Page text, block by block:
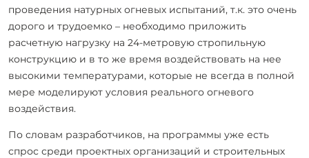
проведения натурных огневых испытаний, т.к. это очень
дорого и трудоемко – необходимо приложить
расчетную нагрузку на 24-метровую стропильную
конструкцию и в то же время воздействовать на нее
высокими температурами, которые не всегда в полной
мере моделируют условия реального огневого
воздействия.
По словам разработчиков, на программы уже есть
спрос среди проектных организаций и строительных